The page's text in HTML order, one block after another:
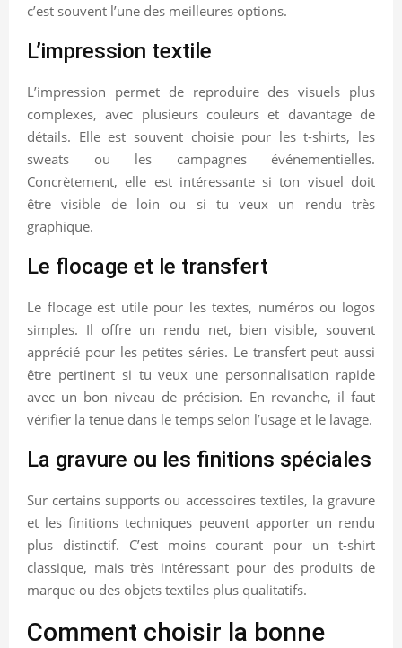
c’est souvent l’une des meilleures options.
L’impression textile
L’impression permet de reproduire des visuels plus
complexes, avec plusieurs couleurs et davantage de
détails. Elle est souvent choisie pour les t-shirts, les
sweats ou les campagnes événementielles.
Concrètement, elle est intéressante si ton visuel doit
être visible de loin ou si tu veux un rendu très
graphique.
Le flocage et le transfert
Le flocage est utile pour les textes, numéros ou logos
simples. Il offre un rendu net, bien visible, souvent
apprécié pour les petites séries. Le transfert peut aussi
être pertinent si tu veux une personnalisation rapide
avec un bon niveau de précision. En revanche, il faut
vérifier la tenue dans le temps selon l’usage et le lavage.
La gravure ou les finitions spéciales
Sur certains supports ou accessoires textiles, la gravure
et les finitions techniques peuvent apporter un rendu
plus distinctif. C’est moins courant pour un t-shirt
classique, mais très intéressant pour des produits de
marque ou des objets textiles plus qualitatifs.
Comment choisir la bonne